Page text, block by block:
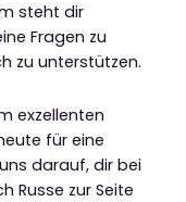
steht dir
Fragen zu
zu unterstützen.
exzellenten
für eine
darauf, dir bei
Russe zur Seite